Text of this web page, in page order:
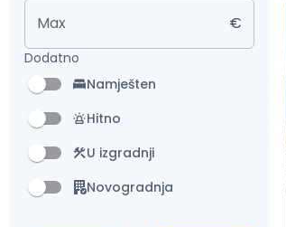
Max €
Dodatno
Namješten
Hitno
U izgradnji
Novogradnja